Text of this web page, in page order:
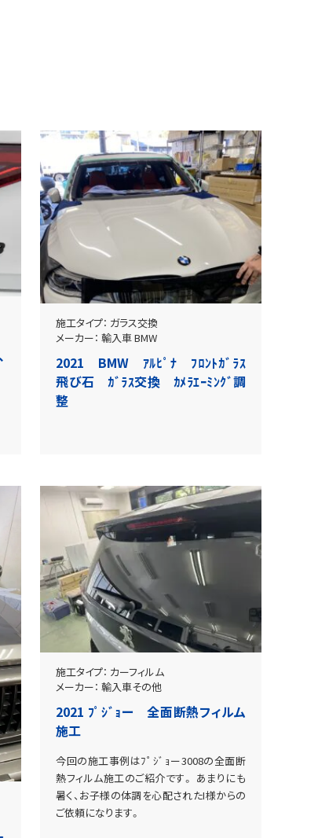
施工タイプ： ガラス交換
メーカー： 輸入車BMW
2021 BMW ｱﾙﾋﾟﾅ ﾌﾛﾝﾄｶﾞﾗｽ
飛び石 ｶﾞﾗｽ交換 ｶﾒﾗｴｰﾐﾝｸﾞ調
整
施工タイプ： カーフィルム
メーカー： 輸入車その他
2021 ﾌﾟｼﾞｮー 全面断熱フィルム
施工
今回の施工事例はﾌﾟｼﾞｮー3008の全面断
熱フィルム施工のご紹介です。 あまりにも
暑く、お子様の体調を心配されたI様からの
ご依頼になります。